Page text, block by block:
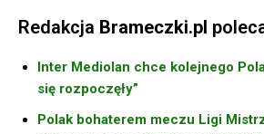
Redakcja Brameczki.pl
Inter Mediolan chce kolejnego
się rozpoczęły”
Polak bohaterem meczu Ligi